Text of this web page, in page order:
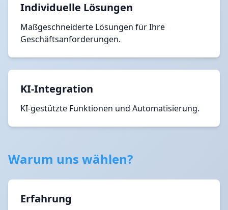
Individuelle Lösungen
Maßgeschneiderte Lösungen für Ihre
Geschäftsanforderungen.
KI-Integration
KI-gestützte Funktionen und Automatisierung.
Warum uns wählen?
Erfahrung